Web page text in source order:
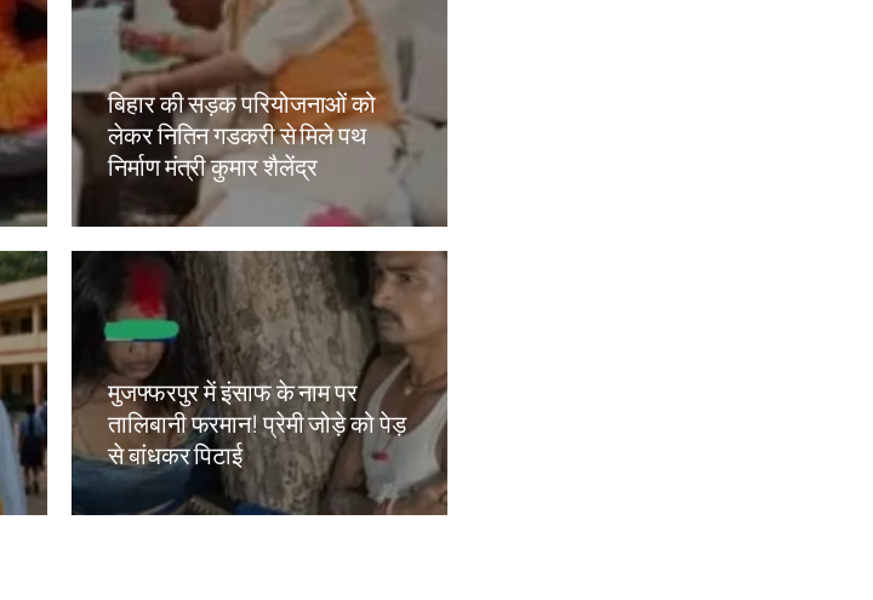
बिहार की सड़क परियोजनाओं को
लेकर नितिन गडकरी से मिले पथ
निर्माण मंत्री कुमार शैलेंद्र
Amit Lekh
मुजफ्फरपुर में इंसाफ के नाम पर
तालिबानी फरमान! प्रेमी जोड़े को पेड़
से बांधकर पिटाई
Amit Lekh